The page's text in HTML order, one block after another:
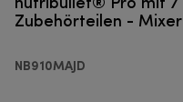
Zubehörteilen - Mixer
NB910MAJD